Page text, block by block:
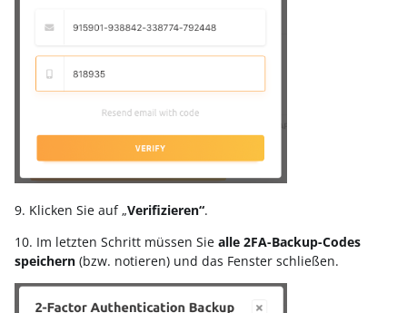
9. Klicken Sie auf „Verifizieren“.
10. Im letzten Schritt müssen Sie alle 2FA-Backup-Codes
speichern (bzw. notieren) und das Fenster schließen.